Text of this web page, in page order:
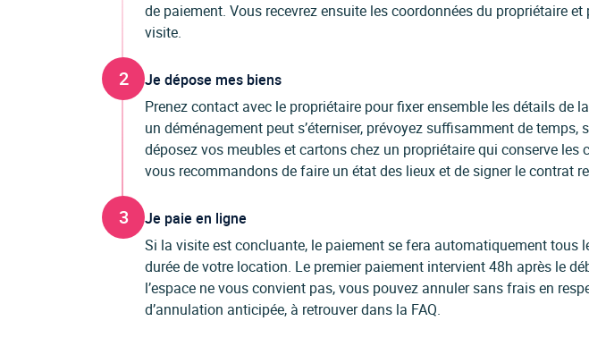
de paiement. Vous recevrez ensuite les coordonnées du propriétaire
visite.
2
Je dépose mes biens
Prenez contact avec le propriétaire pour fixer ensemble les détails de
un déménagement peut s’éterniser, prévoyez suffisamment de temps,
déposez vos meubles et cartons chez un propriétaire qui conserve les
vous recommandons de faire un état des lieux et de signer le contrat
3
Je paie en ligne
Si la visite est concluante, le paiement se fera automatiquement tous
durée de votre location. Le premier paiement intervient 48h après le
l’espace ne vous convient pas, vous pouvez annuler sans frais en
d’annulation anticipée, à retrouver dans la FAQ.